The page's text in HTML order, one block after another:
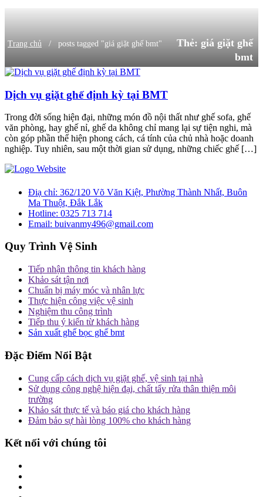
Trang chủ / posts tagged "giá giặt ghế bmt" Thẻ:giá giặt ghế
bmt
Dịch vụ giặt ghế định kỳ tại BMT
Trong đời sống hiện đại, những món đồ nội thất như ghế sofa, ghế
văn phòng, hay ghế nỉ, ghế da không chỉ mang lại sự tiện nghi, mà
còn góp phần thể hiện phong cách, cá tính của chủ nhà hoặc doanh
nghiệp. Tuy nhiên, sau một thời gian sử dụng, những chiếc ghế […]
Điạ chỉ: 362/120 Võ Văn Kiệt, Phường Thành Nhất, Buôn
Ma Thuột, Đắk Lắk
Hotline: 0325 713 714
Email: buivanmy496@gmail.com
Quy Trình Vệ Sinh
Tiếp nhận thông tin khách hàng
Khảo sát tận nơi
Chuẩn bị máy móc và nhân lực
Thực hiện công việc vệ sinh
Nghiệm thu công trình
Tiếp thu ý kiến từ khách hàng
Sản xuất ghế bọc ghế bmt
Đặc Điểm Nổi Bật
Cung cấp cách dịch vụ giặt ghế, vệ sinh tại nhà
Sử dụng công nghệ hiện đại, chất tẩy rửa thân thiện môi
trường
Khảo sát thực tế và báo giá cho khách hàng
Đảm bảo sự hài lòng 100% cho khách hàng
Kết nối với chúng tôi